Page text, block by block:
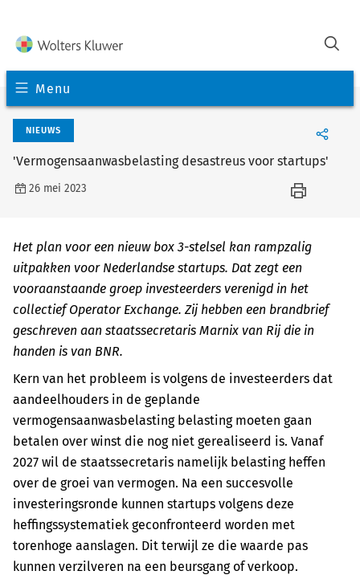
Menu
NIEUWS
'Vermogensaanwasbelasting desastreus voor startups'
26 mei 2023
Het plan voor een nieuw box 3-stelsel kan rampzalig
uitpakken voor Nederlandse startups. Dat zegt een
vooraanstaande groep investeerders verenigd in het
collectief Operator Exchange. Zij hebben een brandbrief
geschreven aan staatssecretaris Marnix van Rij die in
handen is van BNR.
Kern van het probleem is volgens de investeerders dat
aandeelhouders in de geplande
vermogensaanwasbelasting belasting moeten gaan
betalen over winst die nog niet gerealiseerd is. Vanaf
2027 wil de staatssecretaris namelijk belasting heffen
over de groei van vermogen. Na een succesvolle
investeringsronde kunnen startups volgens deze
heffingssystematiek geconfronteerd worden met
torenhoge aanslagen. Dit terwijl ze die waarde pas
kunnen verzilveren na een beursgang of verkoop.